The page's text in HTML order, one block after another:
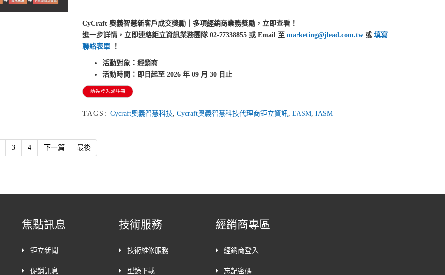
CyCraft 奧義智慧新客戶成交獎勵｜多項經銷商業務獎勵，立即查看！
進一步詳情，立即連絡鉅立資訊業務團隊 02-77338855 或 Email 至 marketing@jlead.com.tw或 填寫
聯絡表單！
活動對象：經銷商
活動時間：即日起至 2026 年 09 月 30 日止
請先登入或註冊
TAGS: Cycraft奧義智慧科技, Cycraft奧義智慧科技代理商鉅立資訊, EASM, IASM
3 4 下一篇 最後
焦點訊息
鉅立新聞
促銷訊息
技術服務
技術維修服務
型錄下載
經銷商專區
經銷商登入
忘記密碼